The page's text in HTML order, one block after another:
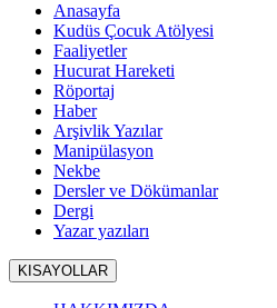
Anasayfa
Kudüs Çocuk Atölyesi
Faaliyetler
Hucurat Hareketi
Röportaj
Haber
Arşivlik Yazılar
Manipülasyon
Nekbe
Dersler ve Dökümanlar
Dergi
Yazar yazıları
KISAYOLLAR